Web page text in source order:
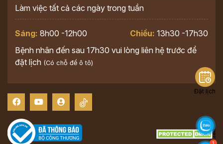
Làm việc tất cả các ngày trong tuần
Sáng: 8h00 -12h00 Chiều: 13h30 -17h30
Bệnh nhân đến sau 17h30 vui lòng liên hệ trước để
đặt lịch (Có chỗ để ô tô)
Đặt lịch